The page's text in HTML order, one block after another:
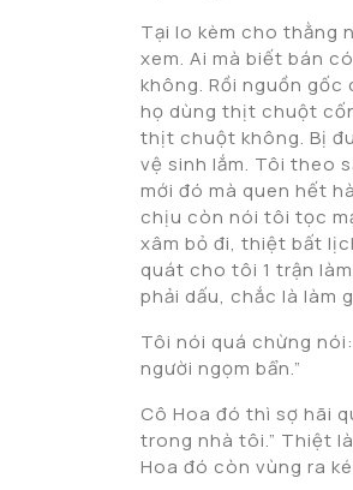
Tại lo kèm cho thằng
xem. Ai mà biết bán
không. Rồi nguồn
họ dùng thịt chuột
thịt chuột không. Bị
vệ sinh lắm. Tôi theo
mới đó mà quen hết
chịu còn nói tôi tọc
xâm bỏ đi, thiệt bất
quát cho tôi 1 trận
phải dấu, chắc là làm
Tôi nói quá chừng
người ngọm bẩn.”
Cô Hoa đó thì sợ hãi
trong nhà tôi.” Thiệt
Hoa đó còn vùng ra